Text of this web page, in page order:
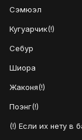
Сэмюэл
Кугуарчик(!)
Себур
Шиора
Жаконя(!)
Поэнг(!)
(!) Если их нету в